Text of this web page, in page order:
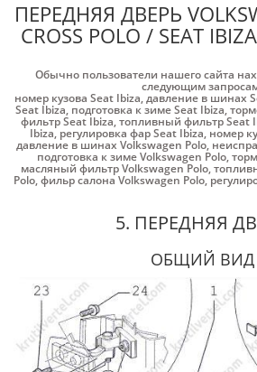
ПЕРЕДНЯЯ ДВЕРЬ
CROSS POLO / SEAT
Обычно пользователи нашего сайта
следующим
номер кузова Seat Ibiza,давление в шинах
Seat Ibiza, подготовка к зиме Seat Ibiza,
фильтр Seat Ibiza,топливный фильтр Seat
Ibiza, регулировка фар Seat Ibiza, номер
давление в шинах Volkswagen Polo,
подготовка к зиме Volkswagen Polo,
масляный фильтр Volkswagen Polo,
Polo,фильр салона Volkswagen Polo,
5. ПЕРЕДНЯЯ
ОБЩИЙ ВИД